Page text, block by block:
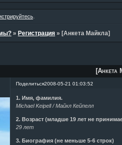
.
» Регистрация » [Анкета Майкла]
[Анкета
Поделиться2008-05-21 01:03:52
1. Имя, фамилия.
Michael Keipell / Майкл Кейпелл
2. Возраст (младше 19 лет не
29 лет
3. Биография (не меньше 5-6 строк)